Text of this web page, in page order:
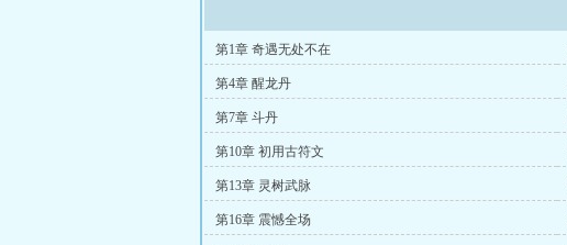
第1章 奇遇无处不在
第4章 醒龙丹
第7章 斗丹
第10章 初用古符文
第13章 灵树武脉
第16章 震憾全场